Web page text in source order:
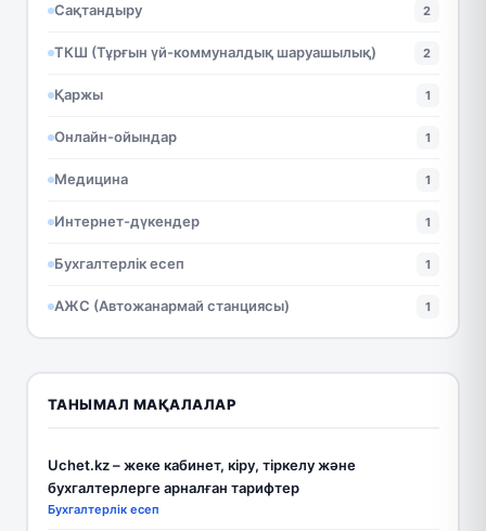
Сақтандыру 2
ТКШ (Тұрғын үй-коммуналдық шаруашылық) 2
Қаржы 1
Онлайн-ойындар 1
Медицина 1
Интернет-дүкендер 1
Бухгалтерлік есеп 1
АЖС (Автожанармай станциясы) 1
ТАНЫМАЛ МАҚАЛАЛАР
Uchet.kz – жеке кабинет, кіру, тіркелу және
бухгалтерлерге арналған тарифтер
Бухгалтерлік есеп